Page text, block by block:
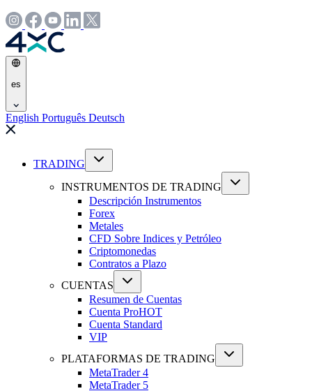
es
English Português Deutsch
TRADING
INSTRUMENTOS DE TRADING
Descripción Instrumentos
Forex
Metales
CFD Sobre Indices y Petróleo
Criptomonedas
Contratos a Plazo
CUENTAS
Resumen de Cuentas
Cuenta ProHOT
Cuenta Standard
VIP
PLATAFORMAS DE TRADING
MetaTrader 4
MetaTrader 5